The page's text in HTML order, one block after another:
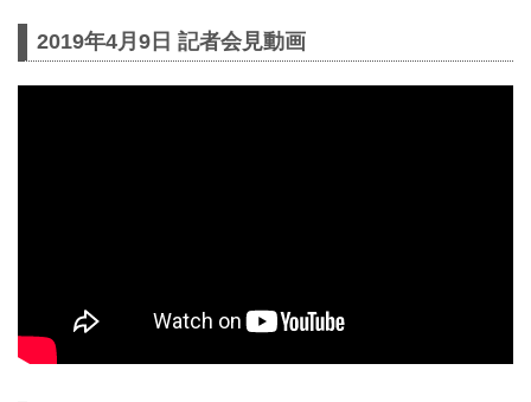
2019年4月9日 記者会見動画